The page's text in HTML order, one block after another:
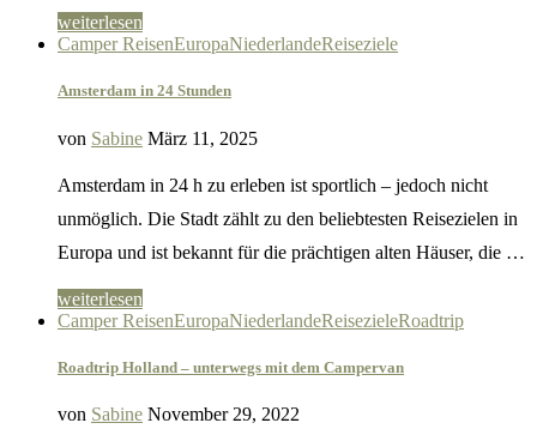
weiterlesen
Camper ReisenEuropaNiederlandeReiseziele
Amsterdam in 24 Stunden
von Sabine März 11, 2025
Amsterdam in 24 h zu erleben ist sportlich – jedoch nicht
unmöglich. Die Stadt zählt zu den beliebtesten Reisezielen in
Europa und ist bekannt für die prächtigen alten Häuser, die …
weiterlesen
Camper ReisenEuropaNiederlandeReisezieleRoadtrip
Roadtrip Holland – unterwegs mit dem Campervan
von Sabine November 29, 2022